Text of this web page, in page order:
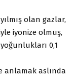
olan gazlar,
iyonize olmuş,
0,1
anlamak aslında